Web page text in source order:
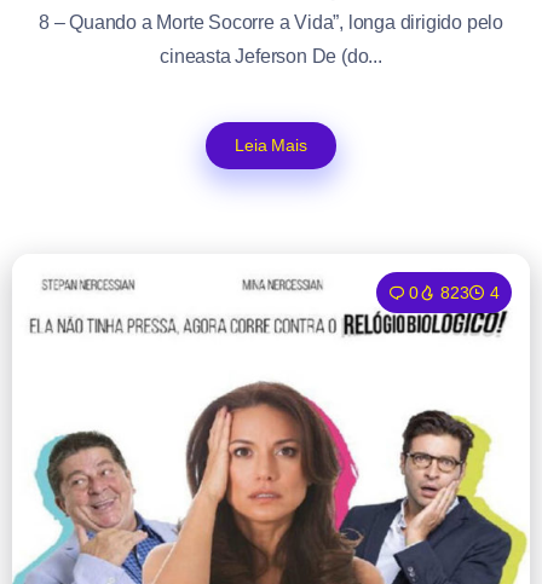
8 – Quando a Morte Socorre a Vida”, longa dirigido pelo
cineasta Jeferson De (do...
Leia Mais
0 823 4